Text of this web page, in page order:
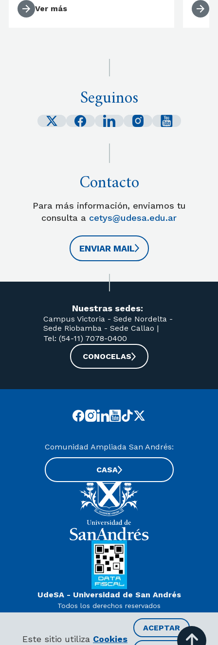
Ver más
Seguinos
Contacto
Para más información, enviamos tu
consulta a cetys@udesa.edu.ar
ENVIAR MAIL
Este sitio utiliza Cookies
ACEPTAR
Nuestras sedes:
Campus Victoria - Sede Nordelta -
Sede Riobamba - Sede Callao |
Tel: (54-11) 7078-0400
CONOCELAS
UdeSA - Universidad de San Andrés
Todos los derechos reservados
Decreto PEN 978/07
Comunidad Ampliada San Andrés:
CASA